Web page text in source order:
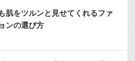
肌をツルンと見せてくれるファ
ンの選び方